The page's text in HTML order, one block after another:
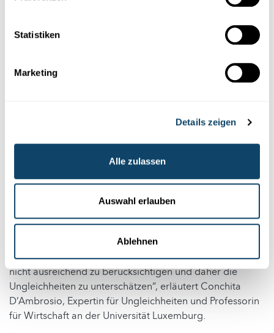
Statistiken
Marketing
Details zeigen
Alle zulassen
Auswahl erlauben
Ablehnen
Ressource (blau) mit einer theoretischen
vollkommen gleichmäßigen Verteilung (grün)
doppelt so groß wie die Fläche zwischen den
Sind die Daten verlässlich?
Die Wirtschaftswissenschaft ist sich ob der Zuverlässigkeit
dieser Messungen uneinig. Die Zahlen von Eurostat, dem
Statistischen Amt der Europäischen Union, basieren auf
Erhebungen, die je nach tatsächlicher Beteiligung nicht
immer vollkommen repräsentativ sind. „Sie neigen dazu,
die Extreme, das heißt auf der einen Seite sehr
wohlhabende und auf der anderen Seite sehr arme
Menschen, insbesondere solche ohne festen Wohnsitz,
nicht ausreichend zu berücksichtigen und daher die
Ungleichheiten zu unterschätzen“, erläutert Conchita
D’Ambrosio, Expertin für Ungleichheiten und Professorin
für Wirtschaft an der Universität Luxemburg.